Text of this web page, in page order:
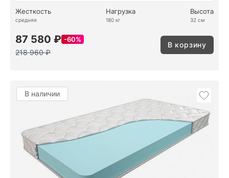
Жесткость
средняя
Нагрузка
180 кг
Высота
32 см
87 580 ₽ 60%
218 960 ₽
В корзину
В наличии